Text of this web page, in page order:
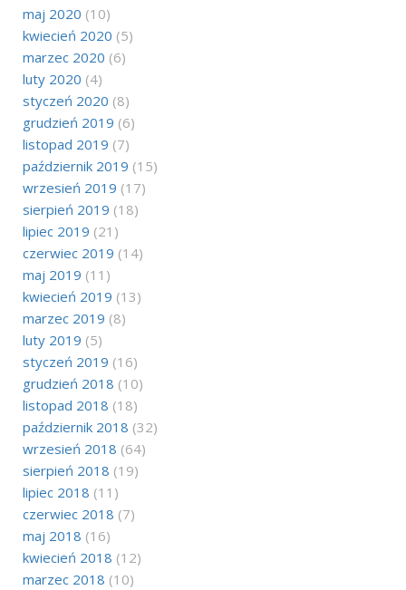
maj 2020 (10)
kwiecień 2020 (5)
marzec 2020 (6)
luty 2020 (4)
styczeń 2020 (8)
grudzień 2019 (6)
listopad 2019 (7)
październik 2019 (15)
wrzesień 2019 (17)
sierpień 2019 (18)
lipiec 2019 (21)
czerwiec 2019 (14)
maj 2019 (11)
kwiecień 2019 (13)
marzec 2019 (8)
luty 2019 (5)
styczeń 2019 (16)
grudzień 2018 (10)
listopad 2018 (18)
październik 2018 (32)
wrzesień 2018 (64)
sierpień 2018 (19)
lipiec 2018 (11)
czerwiec 2018 (7)
maj 2018 (16)
kwiecień 2018 (12)
marzec 2018 (10)